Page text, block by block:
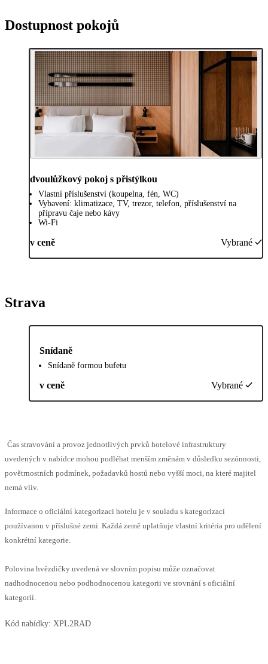
Dostupnost pokojů
dvoulůžkový pokoj s přistýlkou
Vlastní příslušenství (koupelna, fén, WC)
Vybavení: klimatizace, TV, trezor, telefon, příslušenství na
přípravu čaje nebo kávy
Wi-Fi
v ceně Vybrané
Strava
Snídaně
Snídaně formou bufetu
v ceně Vybrané
Čas stravování a provoz jednotlivých prvků hotelové infrastruktury
uvedených v nabídce mohou podléhat menším změnám v důsledku sezónnosti,
povětrnostních podmínek, požadavků hostů nebo vyšší moci, na které majitel
nemá vliv.
Informace o oficiální kategorizaci hotelu je v souladu s kategorizací
používanou v příslušné zemi. Každá země uplatňuje vlastní kritéria pro udělení
konkrétní kategorie.
Polovina hvězdičky uvedená ve slovním popisu může označovat
nadhodnocenou nebo podhodnocenou kategorii ve srovnání s oficiální
kategorií.
Kód nabídky: XPL2RAD